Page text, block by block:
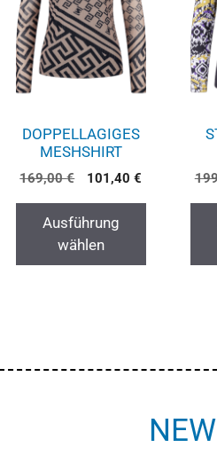
DOPPELLAGIGES
MESHSHIRT
169,00€ 101,40€
Ausführung
wählen